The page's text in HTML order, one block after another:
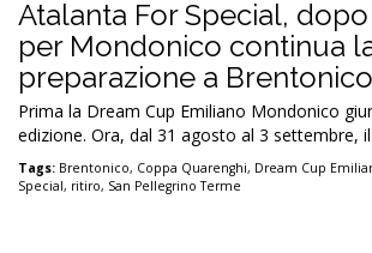
Atalanta For Special,
per Mondonico continua
preparazione a Brentonico
Prima la Dream Cup Emiliano Mondonico
edizione. Ora, dal 31 agosto al 3 settembre,
Tags: Brentonico, Coppa Quarenghi, Dream Cup
Special, ritiro, San Pellegrino Terme